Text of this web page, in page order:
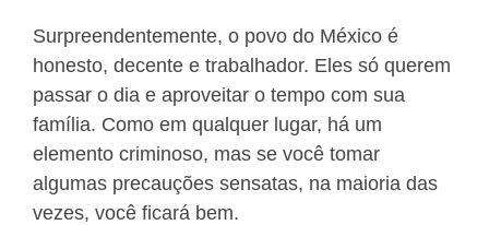
Surpreendentemente, o povo do México é
honesto, decente e trabalhador. Eles só querem
passar o dia e aproveitar o tempo com sua
família. Como em qualquer lugar, há um
elemento criminoso, mas se você tomar
algumas precauções sensatas, na maioria das
vezes, você ficará bem.